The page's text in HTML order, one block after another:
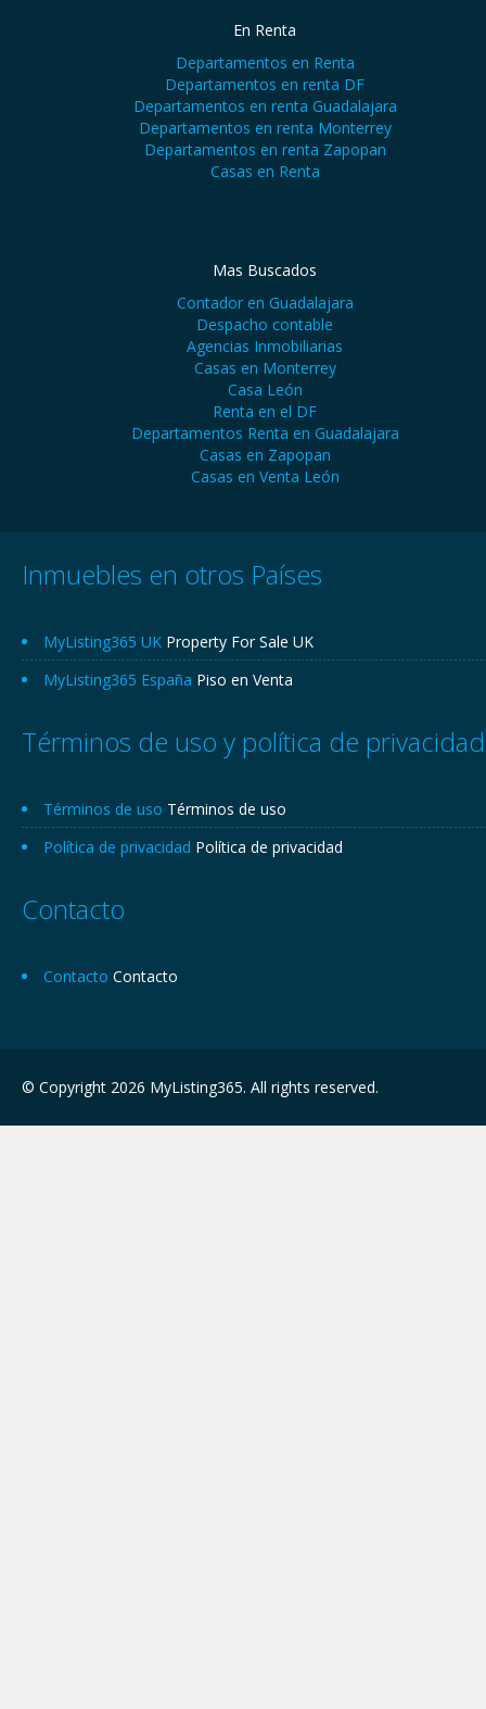
En Renta
Departamentos en Renta
Departamentos en renta DF
Departamentos en renta Guadalajara
Departamentos en renta Monterrey
Departamentos en renta Zapopan
Casas en Renta
Mas Buscados
Contador en Guadalajara
Despacho contable
Agencias Inmobiliarias
Casas en Monterrey
Casa León
Renta en el DF
Departamentos Renta en Guadalajara
Casas en Zapopan
Casas en Venta León
Inmuebles en otros Países
MyListing365 UK Property For Sale UK
MyListing365 España Piso en Venta
Términos de uso y política de privacidad
Términos de uso Términos de uso
Política de privacidad Política de privacidad
Contacto
Contacto Contacto
© Copyright 2026 MyListing365. All rights reserved.